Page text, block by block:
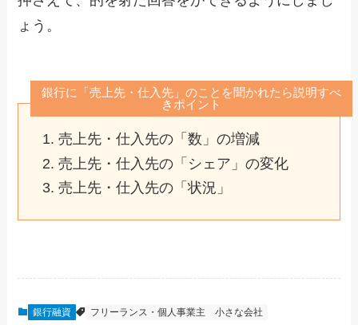
ょう。
銀行に「売上先・仕入先」のことを聞かれたら説明すべ
きポイント
売上先・仕入先の「数」の増減
売上先・仕入先の「シェア」の変化
売上先・仕入先の「状況」
銀行融資 フリーランス・個人事業主 小さな会社